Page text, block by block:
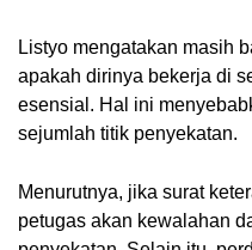
Listyo mengatakan masih
apakah dirinya bekerja di
esensial. Hal ini
sejumlah titik penyekatan.
Menurutnya, jika surat
petugas akan kewalahan